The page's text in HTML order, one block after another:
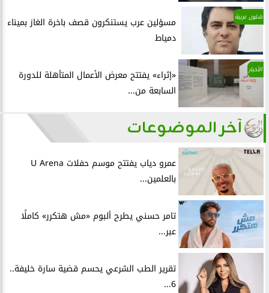
شئون عربية
مسؤلين عرب يستنكرون قصف باخرة الغاز بميناء
دمياط
الأخبار
«إثراء» يفتتح معرض الأعمال المتأهلة للدورة
السابعة من...
آخر الموضوعات
عمرو دياب يفتتح موسم حفلات U Arena
بالعلمين...
تامر حسني يطرح ألبوم «مش هتكرر» كاملًا
عبر...
تقرير الطب الشرعي يحسم قضية سارة خليفة..
6...